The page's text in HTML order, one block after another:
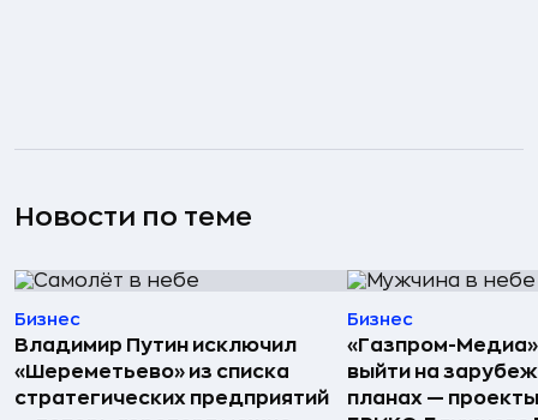
Новости по теме
Бизнес
Владимир Путин исключил
«Шереметьево» из списка
стратегических предприятий
Бизнес
«Газпром-Медиа»
выйти на
планах —